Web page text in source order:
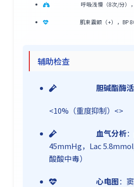
呼吸浅慢（8次/分），
肌束震颤（+），BP 80/
辅助检查
胆碱酯酶
<10%（重度抑制）<>
血气分析
45mmHg，Lac
酸酸中毒）
心电图：